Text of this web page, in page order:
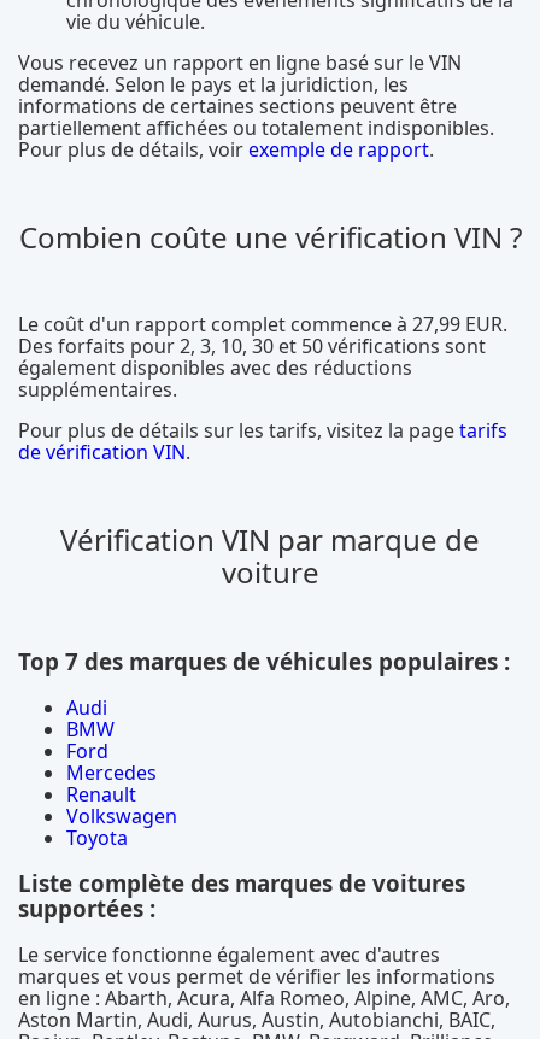
vie du véhicule.
Vous recevez un rapport en ligne basé sur le VIN
demandé. Selon le pays et la juridiction, les
informations de certaines sections peuvent être
partiellement affichées ou totalement indisponibles.
Pour plus de détails, voirexemple de rapport.
Combien coûte une vérification VIN ?
Le coût d'un rapport complet commence à 27,99 EUR.
Des forfaits pour 2, 3, 10, 30 et 50 vérifications sont
également disponibles avec des réductions
supplémentaires.
Pour plus de détails sur les tarifs, visitez la pagetarifs
de vérification VIN.
Vérification VIN par marque de
voiture
Top 7 des marques de véhicules populaires :
Audi
BMW
Ford
Mercedes
Renault
Volkswagen
Toyota
Liste complète des marques de voitures
supportées :
Le service fonctionne également avec d'autres
marques et vous permet de vérifier les informations
en ligne : Abarth, Acura, Alfa Romeo, Alpine, AMC, Aro,
Aston Martin, Audi, Aurus, Austin, Autobianchi, BAIC,